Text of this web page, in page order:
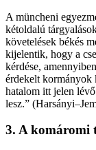
A müncheni
kétoldalú
követelések békés
kijelentik, hogy a
kérdése,
érdekelt kormányok
hatalom itt jelen
lesz.”
3. A komáromi